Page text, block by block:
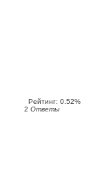
Рейтинг: 0.52%
2 Ответы